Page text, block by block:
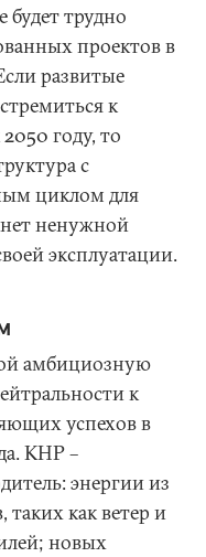
трудно
проектов в
развитые
к
году, то
с
циклом для
ненужной
эксплуатации.
амбициозную
к
успехов в
КНР –
энергии из
как ветер и
новых